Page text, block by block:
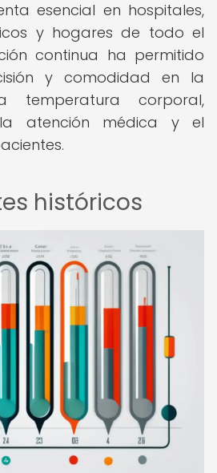
esencial en hospitales,
y hogares de todo el
continua ha permitido
y comodidad en la
temperatura corporal,
atención médica y el
históricos